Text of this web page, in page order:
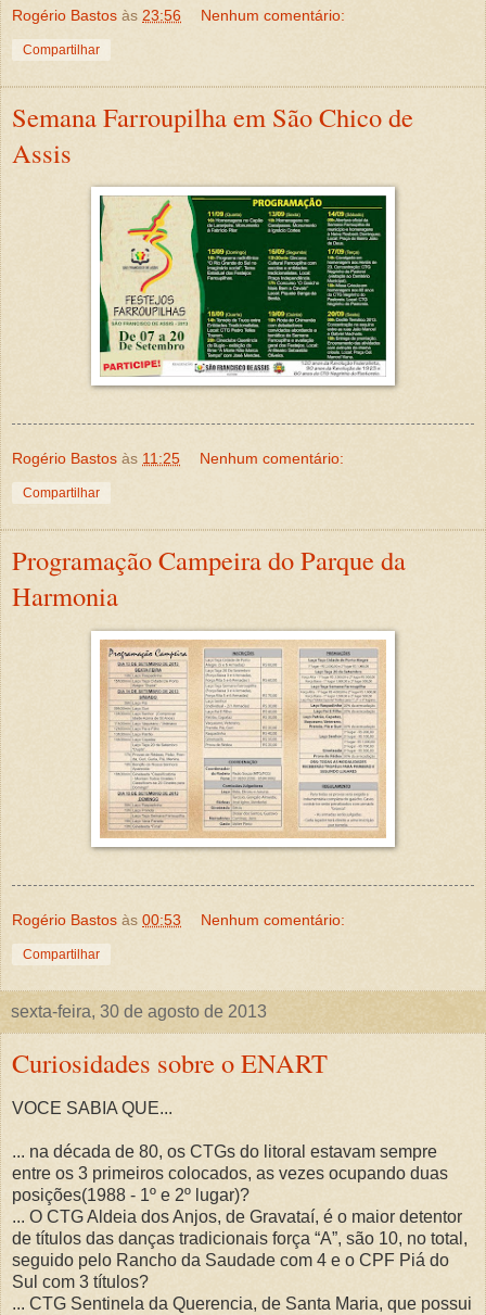
Rogério Bastos às 23:56 Nenhum comentário:
Compartilhar
Semana Farroupilha em São Chico de
Assis
Rogério Bastos às 11:25 Nenhum comentário:
Compartilhar
Programação Campeira do Parque da
Harmonia
Rogério Bastos às 00:53 Nenhum comentário:
Compartilhar
sexta-feira, 30 de agosto de 2013
Curiosidades sobre o ENART
VOCE SABIA QUE...
... na década de 80, os CTGs do litoral estavam sempre
entre os 3 primeiros colocados, as vezes ocupando duas
posições(1988 - 1º e 2º lugar)?
... O CTG Aldeia dos Anjos, de Gravataí, é o maior detentor
de títulos das danças tradicionais força “A”, são 10, no total,
seguido pelo Rancho da Saudade com 4 e o CPF Piá do
Sul com 3 títulos?
... CTG Sentinela da Querencia, de Santa Maria, que possui